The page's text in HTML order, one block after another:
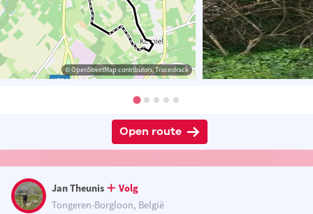
© OpenStreetMap contributors, Tracestrack
Open route
Jan Theunis
Volg
Tongeren-Borgloon, België